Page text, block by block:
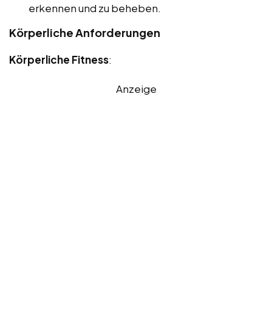
erkennen und zu beheben.
Körperliche Anforderungen
Körperliche Fitness:
Anzeige